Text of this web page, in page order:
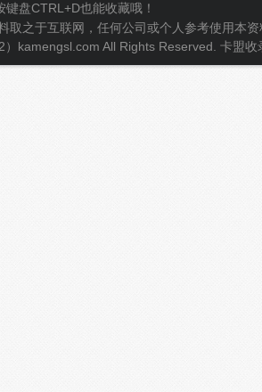
键盘CTRL+D也能收藏哦！
取之于互联网，任何公司或个人参考使用本
kamengsl.com All Rights Reserved. 卡盟收